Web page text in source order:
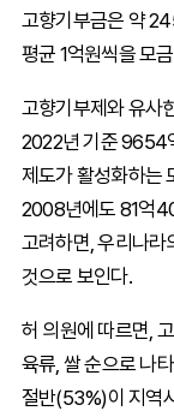
고향기부금은 약
평균 1억원씩을 모
고향기부제와 유사
2022년 기준 9654
제도가 활성화하는
2008년에도 81억
고려하면, 우리나라
것으로 보인다.
허 의원에 따르면,
육류, 쌀 순으로 나
절반(53%)이 지역